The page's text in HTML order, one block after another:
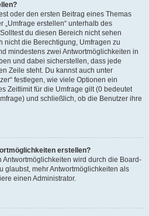
oder den ersten Beitrag eines Themas
„Umfrage erstellen“ unterhalb des
du diesen Bereich nicht sehen
nicht die Berechtigung, Umfragen zu
mindestens zwei Antwortmöglichkeiten in
und dabei sicherstellen, dass jede
Zeile steht. Du kannst auch unter
festlegen, wie viele Optionen ein
Zeitlimit für die Umfrage gilt (0 bedeutet
und schließlich, ob die Benutzer ihre
erstellen?
Antwortmöglichkeiten wird durch die Board-
glaubst, mehr Antwortmöglichkeiten als
einen Administrator.